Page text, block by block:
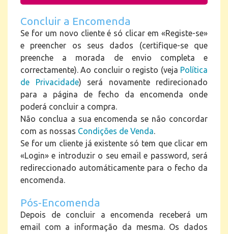
Concluir a Encomenda
Se for um novo cliente é só clicar em «Registe-se»
e preencher os seus dados (certifique-se que
preenche a morada de envio completa e
correctamente). Ao concluir o registo (veja Política
de Privacidade) será novamente redirecionado
para a página de fecho da encomenda onde
poderá concluir a compra.
Não conclua a sua encomenda se não concordar
com as nossas Condições de Venda.
Se for um cliente já existente só tem que clicar em
«Login» e introduzir o seu email e password, será
redireccionado automáticamente para o fecho da
encomenda.
Pós-Encomenda
Depois de concluir a encomenda receberá um
email com a informação da mesma. Os dados